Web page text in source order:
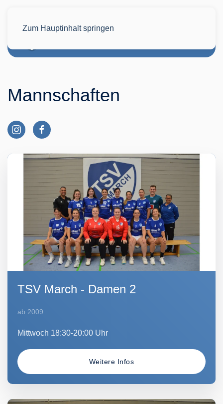
Zum Hauptinhalt springen
Mannschaften
TSV March - Damen 2
ab 2009
Mittwoch 18:30-20:00 Uhr
Weitere Infos